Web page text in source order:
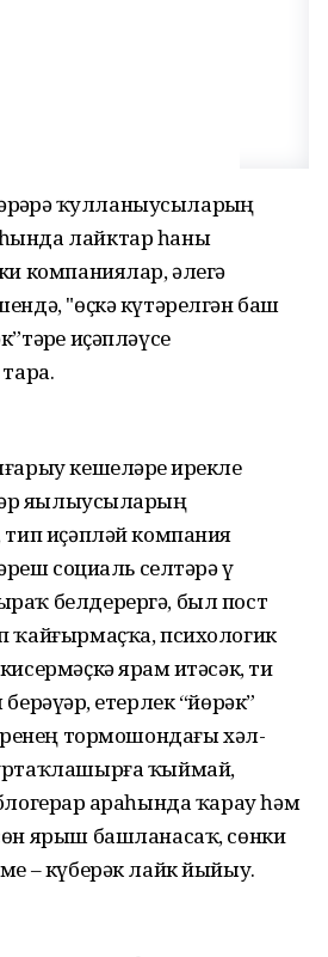
ҡулланыусыларҙың
лайктар һаны
компаниялар, әлегә
"өҫкә күтәрелгән баш
иҫәпләүсе
кешеләрҙе ирекле
яҙылыусыларҙың
иҫәпләй компания
социаль селтәрҙә үҙ
белдерергә, был пост
психологик
ярҙам итәсәк, ти
етерлек “йөрәк”
тормошондағы хәл-
ҡыймай,
араһында ҡарау һәм
ярыш башланасаҡ, сөнки
– күберәк лайк йыйыу.